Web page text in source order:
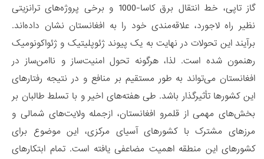
گاز تاپی، خط انتقال برق کاسا-1000 و برخی پروژه‌های ترانزیتی
نظیر راه لاجورد، علاقه‌مندی خود را به افغانستان نشان داده‌اند.
برآیند این تحولات در نهایت به یک پیوند ژئوپلیتیک و ژئواکونومیک
رهنمون شده است. لذا، هرگونه تحول امنیت‌ساز و ناامن‌ساز در
افغانستان می‌تواند به طور مستقیم بر منافع و در نتیجه رفتارهای
این کشورها تأثیرگذار باشد. طی هفته‌های اخیر و با تسلط طالبان بر
بخش‌های مهمی از قلمرو افغانستان، ازجمله ولایت‌های شمالی و
مرزهای مشترک با کشورهای آسیای مرکزی، این موضوع برای
کشورهای این منطقه اهمیت مضاعفی یافته است. تمام ابتکارهای